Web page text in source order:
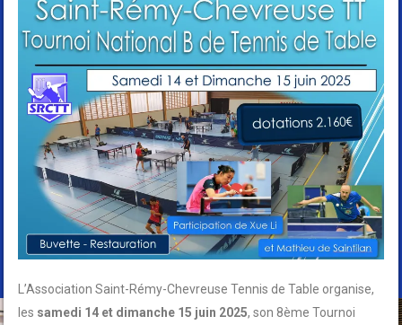
L’Association Saint-Rémy-Chevreuse Tennis de Table organise,
les samedi 14 et dimanche 15 juin 2025, son 8ème Tournoi